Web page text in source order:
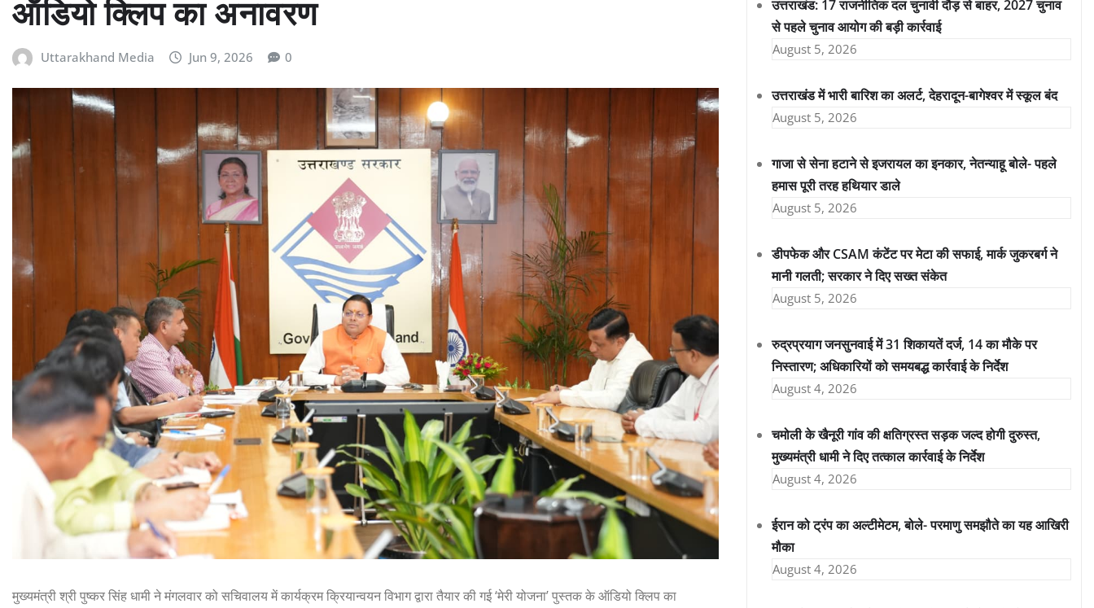
ऑडियो क्लिप का अनावरण
Uttarakhand Media Jun 9, 2026 0
मुख्यमंत्री श्री पुष्कर सिंह धामी ने मंगलवार को सचिवालय में कार्यक्रम क्रियान्वयन विभाग द्वारा तैयार की गई ‘मेरी योजना’ पुस्तक के ऑडियो क्लिप का
उत्तराखंड: 17 राजनीतिक दल चुनावी दौड़ से बाहर, 2027 चुनाव
से पहले चुनाव आयोग की बड़ी कार्रवाई
August 5, 2026
उत्तराखंड में भारी बारिश का अलर्ट, देहरादून-बागेश्वर में स्कूल बंद
August 5, 2026
गाजा से सेना हटाने से इजरायल का इनकार, नेतन्याहू बोले- पहले
हमास पूरी तरह हथियार डाले
August 5, 2026
डीपफेक और CSAM कंटेंट पर मेटा की सफाई, मार्क जुकरबर्ग ने
मानी गलती; सरकार ने दिए सख्त संकेत
August 5, 2026
रुद्रप्रयाग जनसुनवाई में 31 शिकायतें दर्ज, 14 का मौके पर
निस्तारण; अधिकारियों को समयबद्ध कार्रवाई के निर्देश
August 4, 2026
चमोली के खैनूरी गांव की क्षतिग्रस्त सड़क जल्द होगी दुरुस्त,
मुख्यमंत्री धामी ने दिए तत्काल कार्रवाई के निर्देश
August 4, 2026
ईरान को ट्रंप का अल्टीमेटम, बोले- परमाणु समझौते का यह आखिरी
मौका
August 4, 2026